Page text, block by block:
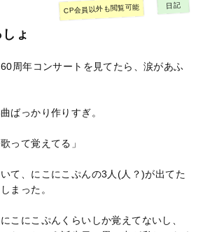
ょ
CP会員以外も閲覧可能 日記
周年コンサートを見てたら、涙があふ
ばっかり作りすぎ。
って覚えてる」
て、にこにこぷんの3人(人？)が出てた
まった。
こにこぷんくらいしか覚えてないし、